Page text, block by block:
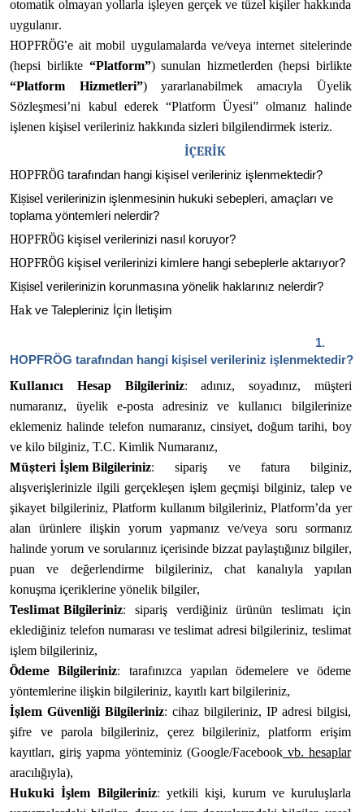
otomatik olmayan yollarla işleyen gerçek ve tüzel kişiler hakkında
uygulanır.
HOPFRÖG’e ait mobil uygulamalarda ve/veya internet sitelerinde
(hepsi birlikte “Platform”) sunulan hizmetlerden (hepsi birlikte
“Platform
Hizmetleri”) yararlanabilmek amacıyla
Üyelik
Sözleşmesi’ni
kabul ederek “Platform Üyesi” olmanız halinde
işlenen kişisel verileriniz hakkında sizleri bilgilendirmek isteriz.
İÇERİK
HOPFRÖG tarafından hangi kişisel verileriniz işlenmektedir?
Kişisel verilerinizin işlenmesinin hukuki sebepleri, amaçları ve
toplama yöntemleri nelerdir?
HOPFRÖG kişisel verilerinizi nasıl koruyor?
HOPFRÖG kişisel verilerinizi kimlere hangi sebeplerle aktarıyor?
Kişisel verilerinizin korunmasına yönelik haklarınız nelerdir?
Hak ve Talepleriniz İçin İletişim
1.
HOPFRÖG tarafından hangi kişisel verileriniz işlenmektedir?
Kullanıcı Hesap Bilgileriniz: adınız, soyadınız,
müşteri
numaranız,
üyelik e-posta adresiniz ve kullanıcı
bilgilerinize
eklemeniz halinde telefon numaranız, cinsiyet, doğum tarihi, boy
ve kilo bilginiz, T.C. Kimlik Numaranız,
Müşteri İşlem Bilgileriniz: sipariş ve fatura
bilginiz,
alışverişlerinizle ilgili gerçekleşen işlem
geçmişi bilginiz, talep ve
şikayet bilgileriniz, Platform kullanım bilgileriniz, Platform’da yer
alan
ürünlere ilişkin yorum yapmanız ve/veya soru
sormanız
halinde yorum ve sorularınız içerisinde bizzat paylaştığınız bilgiler,
puan ve
değerlendirme bilgileriniz, chat kanalıyla
yapılan
konuşma içeriklerine yönelik bilgiler,
Teslimat Bilgileriniz: sipariş verdiğiniz ürünün teslimatı
için
eklediğiniz telefon numarası ve teslimat adresi bilgileriniz, teslimat
işlem bilgileriniz,
Ödeme Bilgileriniz: tarafınızca yapılan ödemelere ve
ödeme
yöntemlerine ilişkin bilgileriniz, kayıtlı kart bilgileriniz,
İşlem Güvenliği Bilgileriniz: cihaz bilgileriniz, IP adresi bilgisi,
şifre
ve parola bilgileriniz, çerez bilgileriniz,
platform erişim
kayıtları, giriş yapma yönteminiz (Google/Facebookvb. hesaplar
aracılığıyla),
Hukuki İşlem Bilgileriniz: yetkili kişi, kurum ve kuruluşlarla